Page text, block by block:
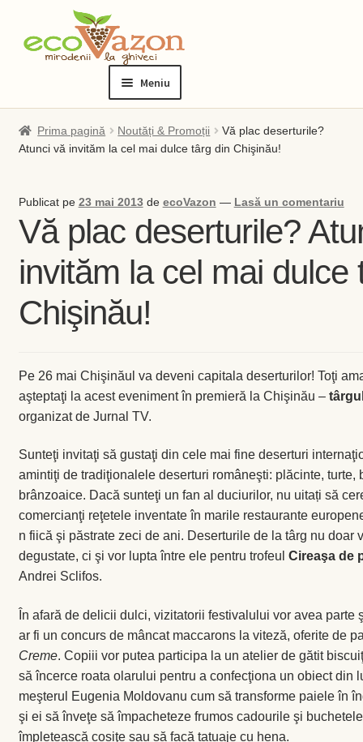
Sari
Sari
Meniu
Checkout
Checkout
Coș
Coș
Despre
ecoVazon în Mass-Media
Despre noi OLD
Home
Informaţii
Ardei iute
Prima pagină Noutăți & Promoții
Vă plac deserturile?
Atunci vă invităm la cel mai dulce târg din Chişinău!
Publicat pe 23 mai 2013 de ecoVazon — Lasă un comentariu
Vă plac deserturile?
invităm la cel mai dulce
Chişinău!
Pe 26 mai Chişinăul va deveni capitala deserturilor! Toţi
aşteptaţi la acest eveniment în premieră la Chişinău –
organizat de Jurnal TV.
Sunteţi invitaţi să gustaţi din cele mai fine deserturi
amintiţi de tradiţionalele deserturi româneşti: plăcinte, turte,
brânzoaice. Dacă sunteţi un fan al duciurilor, nu uitați să
comercianţi reţetele inventate în marile restaurante
n fiică şi păstrate zeci de ani. Deserturile de la târg nu doar
degustate, ci şi vor lupta între ele pentru trofeul Cireaşa de
Andrei Sclifos.
În afară de delicii dulci, vizitatorii festivalului vor avea parte
ar fi un concurs de mâncat maccarons la viteză, oferite de
Creme. Copiii vor putea participa la un atelier de gătit
să încerce roata olarului pentru a confecţiona un obiect din
meşterul Eugenia Moldovanu cum să transforme paiele în
şi ei să înveţe să împacheteze frumos cadourile şi
împletească cosiţe sau să facă tatuaje cu hena.